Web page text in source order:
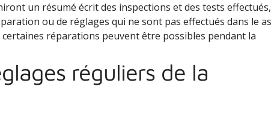
un résumé écrit des inspections et des tests effectués,
ou de réglages qui ne sont pas effectués dans le as
réparations peuvent être possibles pendant la
réguliers de la